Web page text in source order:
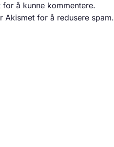
for å kunne kommentere.
Akismet for å redusere spam.